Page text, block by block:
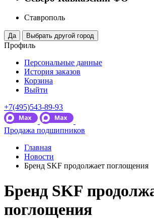
Ставрополь
Профиль
Персональные данные
История заказов
Корзина
Выйти
+7(495)543-89-93
Продажа подшипников
Главная
Новости
Бренд SKF продолжает поглощения
Бренд SKF
поглощения